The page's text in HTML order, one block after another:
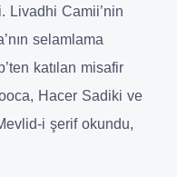
Livadhi Camii’nin
selamlama
katılan misafir
Hacer Sadiki ve
i şerif okundu,